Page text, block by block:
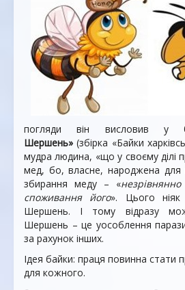
погляди він висловив у
Шершень» (збірка «Байки
мудра людина, «що у своєму ділі
мед, бо, власне, народжена для
збирання меду – «
споживання його». Цього
Шершень. І тому відразу
Шершень – це уособлення
за рахунок інших.
Ідея байки: праця повинна
для кожного.